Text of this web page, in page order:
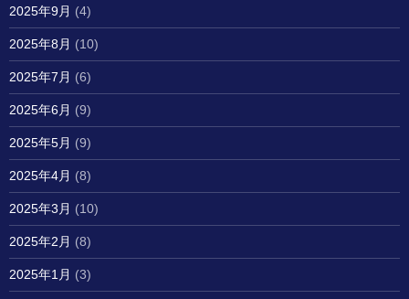
2025年9月 (4)
2025年8月 (10)
2025年7月 (6)
2025年6月 (9)
2025年5月 (9)
2025年4月 (8)
2025年3月 (10)
2025年2月 (8)
2025年1月 (3)